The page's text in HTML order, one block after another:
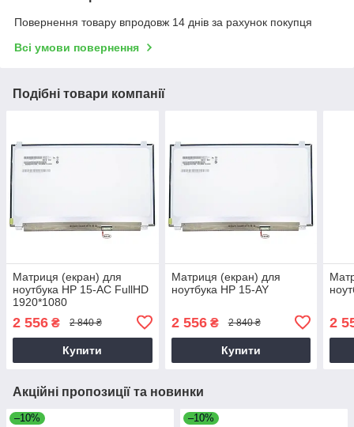
Повернення товару впродовж 14 днів за рахунок покупця
Всі умови повернення
Подібні товари компанії
Матриця (екран) для
ноутбука HP 15-AC FullHD
1920*1080
2 556 ₴ 2 840 ₴
Купити
Матриця (екран) для
ноутбука HP 15-AY
2 556₴ 2 840 ₴
Купити
2
Акційні пропозиції та новинки
–10% –10%